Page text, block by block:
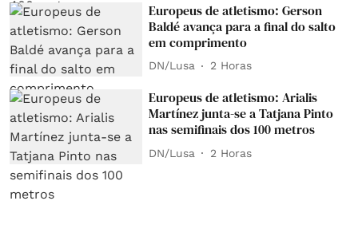
Europeus de atletismo: Gerson
Baldé avança para a final do salto
em comprimento
DN/Lusa 2 Horas
Europeus de atletismo: Arialis
Martínez junta-se a Tatjana Pinto
nas semifinais dos 100 metros
DN/Lusa 2 Horas